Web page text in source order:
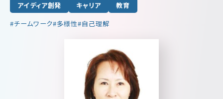
アイディア創発 キャリア
教育
チームワーク 多様性 自己理解